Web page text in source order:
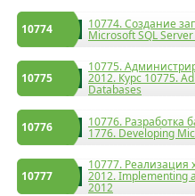
10774 10774. Создание
Microsoft SQL
10775
10775.
2012. Курс 10775.
Databases
10776 10776. Разработка
1776. Developing
10777
10777. Реализация
2012. Implementing
2012